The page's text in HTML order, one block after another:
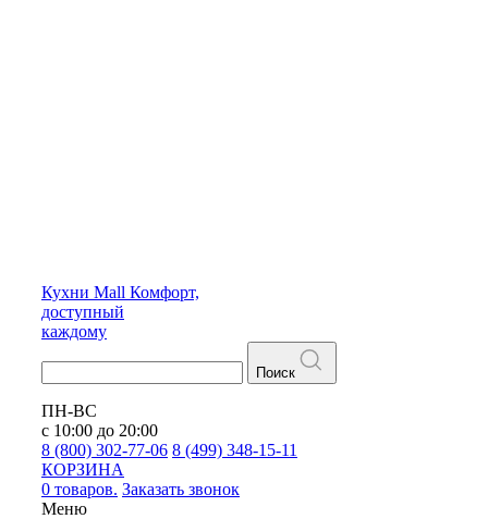
Кухни Mall Комфорт,
доступный
каждому
Поиск
ПН-ВС
с 10:00 до 20:00
8 (800) 302-77-06 8 (499) 348-15-11
КОРЗИНА
0 товаров. Заказать звонок
Меню